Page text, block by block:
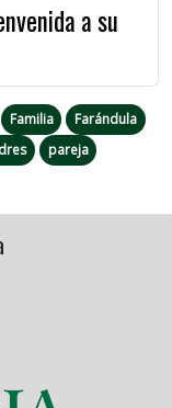
a su
Familia
Farándula
pareja